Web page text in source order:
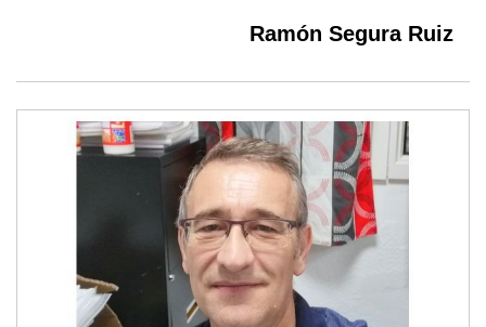
Ramón Segura Ruiz